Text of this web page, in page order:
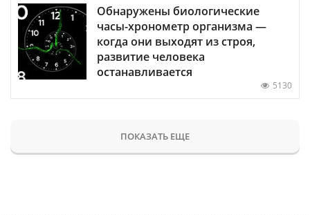
Обнаружены биологические
часы-хронометр организма —
когда они выходят из строя,
развитие человека
останавливается
5130
ПОКАЗАТЬ ЕЩЕ